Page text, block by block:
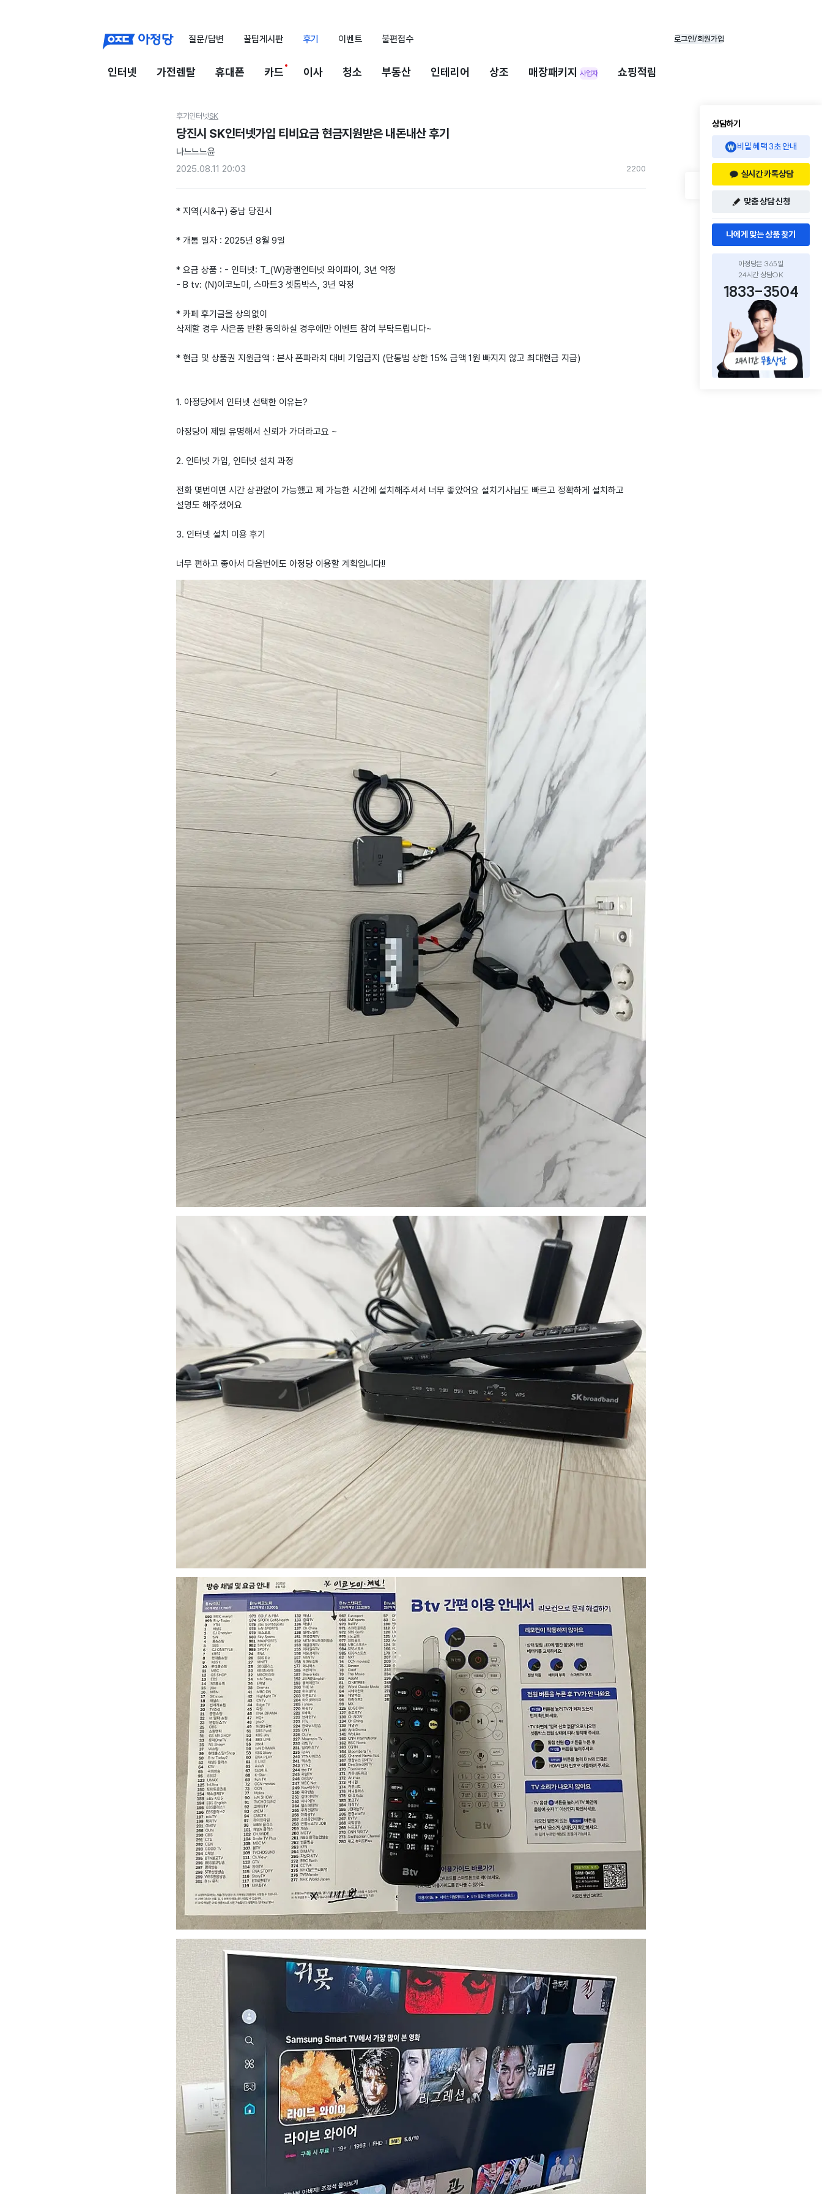
질문/답변 꿀팁게시판 후기 이벤트 불편접수 로그인/회원가입
인터넷 가전렌탈 휴대폰 카드 이사 청소 부동산 인테리어 상조 매장패키지 사업자 쇼핑적립
후기 인터넷SK
당진시 SK인터넷가입 티비요금 현금지원받은 내돈내산 후기
나느느느윤
2025.08.11 20:03
2200
* 지역(시&구) 충남 당진시
* 개통 일자 : 2025년 8월 9일
* 요금 상품 : - 인터넷: T_(W)광랜인터넷 와이파이, 3년 약정
- B tv: (N)이코노미, 스마트3 셋톱박스, 3년 약정
* 카페 후기글을 상의없이
삭제할 경우 사은품 반환 동의하실 경우에만 이벤트 참여 부탁드립니다~
* 현금 및 상품권 지원금액 : 본사 폰파라치 대비 기입금지 (단통법 상한 15% 금액 1원 빠지지 않고 최대현금 지급)
1. 아정당에서 인터넷 선택한 이유는?
아정당이 제일 유명해서 신뢰가 가더라고요 ~
2. 인터넷 가입, 인터넷 설치 과정
전화 몇번이면 시간 상관없이 가능했고 제 가능한 시간에 설치해주셔서 너무 좋았어요 설치기사님도 빠르고 정확하게 설치하고
설명도 해주셨어요
3. 인터넷 설치 이용 후기
너무 편하고 좋아서 다음번에도 아정당 이용할 계획입니다!!
상담하기
비밀 혜택 3초 안내
실시간 카톡상담
맞춤 상담 신청
나에게 맞는 상품 찾기
아정당은 365일
24시간 상담OK
1833-3504